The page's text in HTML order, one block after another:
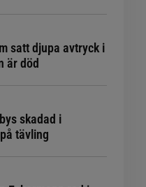
satt djupa avtryck i
är död
skadad i
tävling